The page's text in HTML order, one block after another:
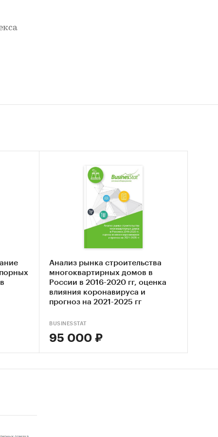
Анализ рынка строительства
многоквартирных домов в
России в 2016-2020 гг, оценка
влияния коронавируса и
прогноз на 2021-2025 гг
BUSINESSTAT
95 000 ₽